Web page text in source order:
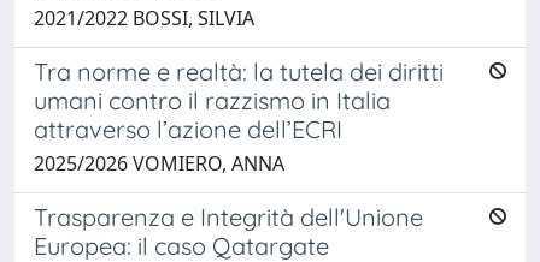
2021/2022 BOSSI, SILVIA
Tra norme e realtà: la tutela dei diritti
umani contro il razzismo in Italia
attraverso l’azione dell’ECRI
2025/2026 VOMIERO, ANNA
Trasparenza e Integrità dell'Unione
Europea: il caso Qatargate